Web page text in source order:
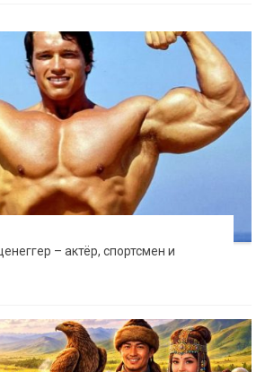
– актёр, спортсмен и